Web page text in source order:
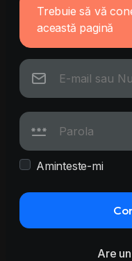
Trebuie să vă
această pagină
Aminteste-mi
Are